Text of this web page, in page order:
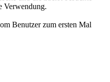
Verwendung.
Benutzer zum ersten Mal